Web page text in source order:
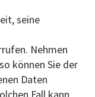
seine
Nehmen
können Sie der
Daten
Fall kann